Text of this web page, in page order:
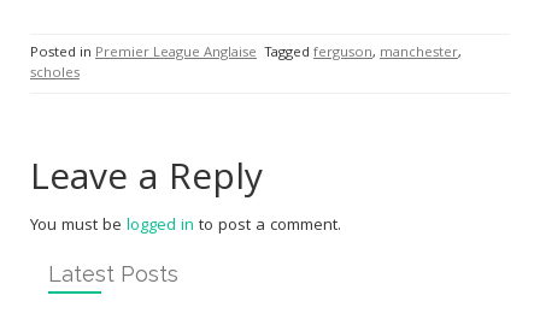
Posted in Premier League Anglaise Tagged ferguson, manchester,
scholes
Leave a Reply
You must be logged in to post a comment.
Latest Posts